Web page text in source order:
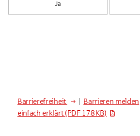
Ja
Barrierefreiheit Barrieren melden
einfach erklärt (PDF 178 KB)